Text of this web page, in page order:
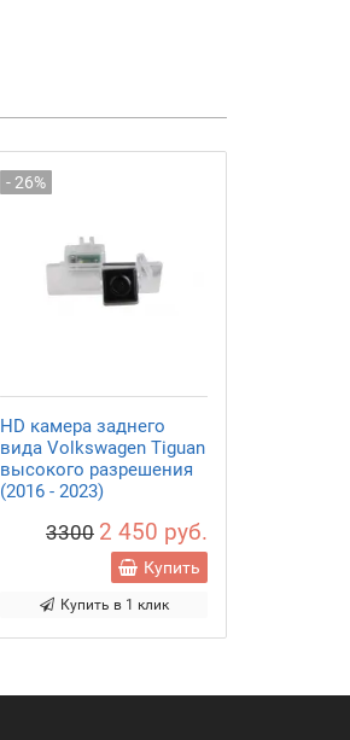
- 26%
HD камера заднего
вида Volkswagen Tiguan
высокого разрешения
(2016 - 2023)
3300 2 450 руб.
Купить
Купить в 1 клик